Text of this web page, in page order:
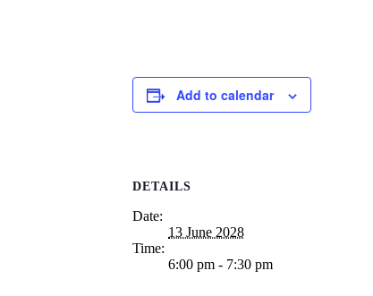
Add to calendar
DETAILS
Date:
13 June 2028
Time:
6:00 pm - 7:30 pm